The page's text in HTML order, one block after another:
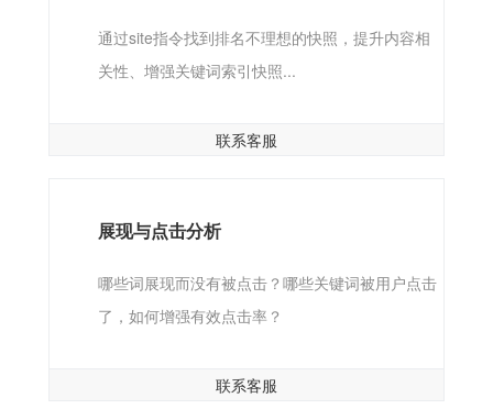
通过site指令找到排名不理想的快照，提升内容相
关性、增强关键词索引快照...
联系客服
展现与点击分析
哪些词展现而没有被点击？哪些关键词被用户点击
了，如何增强有效点击率？
联系客服